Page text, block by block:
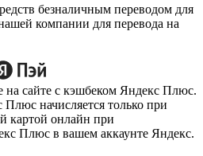
безналичным переводом для
компании для перевода на
на сайте с кэшбеком Яндекс Плюс.
начисляется только при
картой онлайн при
Плюс в вашем аккаунте Яндекс.